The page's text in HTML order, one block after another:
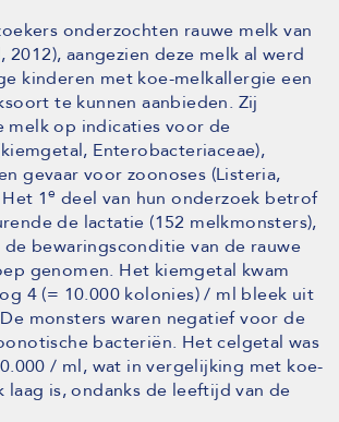
onderzochten rauwe melk van
2012), aangezien deze melk al werd
kinderen met koe-melkallergie een
te kunnen aanbieden. Zij
melk op indicaties voor de
Enterobacteriaceae),
gevaar voor zoonoses (Listeria,
1e deel van hun onderzoek betrof
de lactatie (152 melkmonsters),
bewaringsconditie van de rauwe
genomen. Het kiemgetal kwam
4 (= 10.000 kolonies) / ml bleek uit
monsters waren negatief voor de
bacteriën. Het celgetal was
/ ml, wat in vergelijking met koe-
laag is, ondanks de leeftijd van de